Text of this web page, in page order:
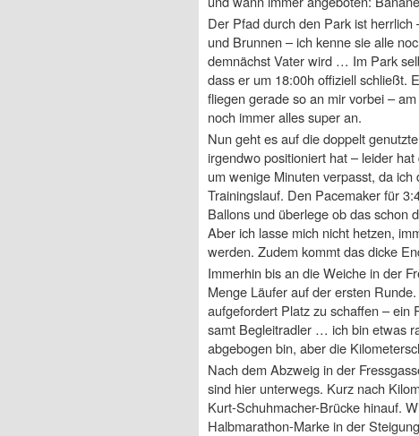
Der Pfad durch den Park ist
und Brunnen – ich kenne sie alle
demnächst Vater wird … Im Park
dass er um 18:00h offiziell schließt.
fliegen gerade so an mir vorbei –
noch immer alles super an.
Nun geht es auf die doppelt
irgendwo positioniert hat – leider
um wenige Minuten verpasst, da
Trainingslauf. Den Pacemaker für
Ballons und überlege ob das schon
Aber ich lasse mich nicht hetzen,
werden. Zudem kommt das dicke
Immerhin bis an die Weiche in der
Menge Läufer auf der ersten
aufgefordert Platz zu schaffen – ein
samt Begleitradler … ich bin etwas
abgebogen bin, aber die
Nach dem Abzweig in der
sind hier unterwegs. Kurz nach
Kurt-Schuhmacher-Brücke hinauf.
Halbmarathon-Marke in der